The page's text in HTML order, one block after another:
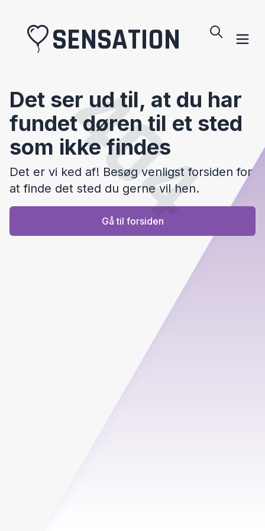
SENSATION
404
Det ser ud til, at du har
fundet døren til et sted
som ikke findes
Det er vi ked af! Besøg venligst forsiden for
at finde det sted du gerne vil hen.
Gå til forsiden